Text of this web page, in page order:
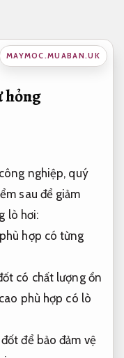
MAYMOC.MUABAN.UK
hỏng
nghiệp, quý
sau để giảm
lò hơi:
hợp có từng
có chất lượng ổn
phù hợp có lò
để bảo đảm vệ